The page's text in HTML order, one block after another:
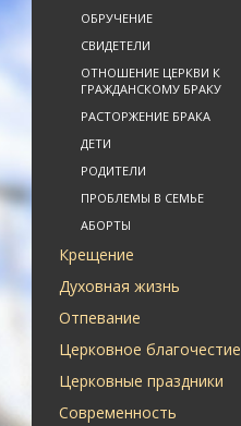
ОБРУЧЕНИЕ
СВИДЕТЕЛИ
ОТНОШЕНИЕ ЦЕРКВИ К
ГРАЖДАНСКОМУ БРАКУ
РАСТОРЖЕНИЕ БРАКА
ДЕТИ
РОДИТЕЛИ
ПРОБЛЕМЫ В СЕМЬЕ
АБОРТЫ
Крещение
Духовная жизнь
Отпевание
Церковное благочестие
Церковные праздники
Современность